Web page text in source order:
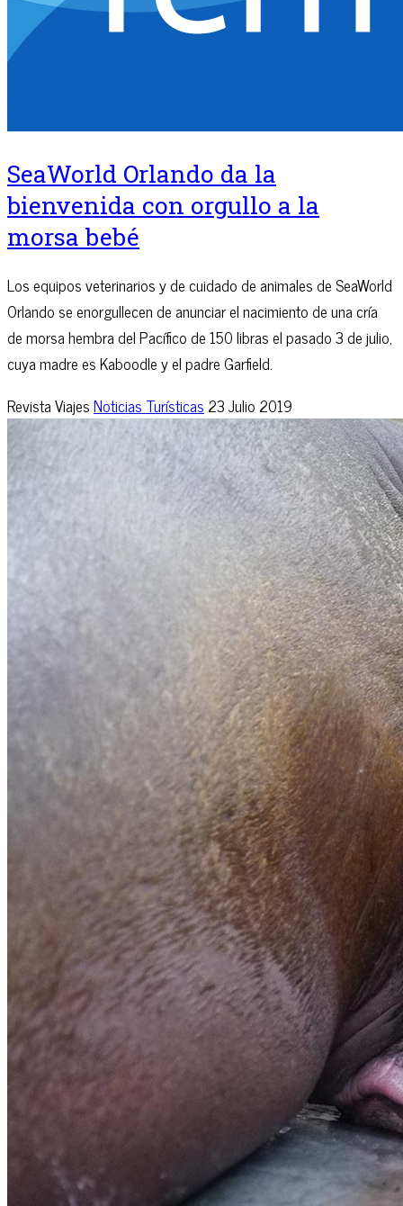
SeaWorld Orlando da la
bienvenida con orgullo a la
morsa bebé
Los equipos veterinarios y de cuidado de animales de SeaWorld
Orlando se enorgullecen de anunciar el nacimiento de una cría
de morsa hembra del Pacífico de 150 libras el pasado 3 de julio,
cuya madre es Kaboodle y el padre Garfield.
Revista ViajesNoticias Turísticas 23 Julio 2019